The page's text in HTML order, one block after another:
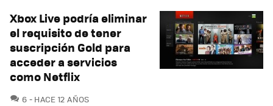
Xbox Live podría eliminar
el requisito de tener
suscripción Gold para
acceder a servicios
como Netflix
6 COMENTARIOS
HACE 12 AÑOS